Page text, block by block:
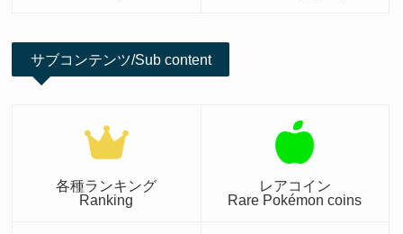
サブコンテンツ/Sub content
各種ランキング
Ranking
レアコイン
Rare Pokémon coins